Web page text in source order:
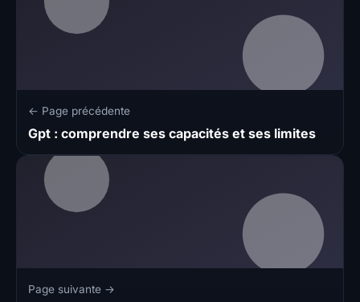
← Page précédente
Gpt : comprendre ses capacités et ses limites
Page suivante →